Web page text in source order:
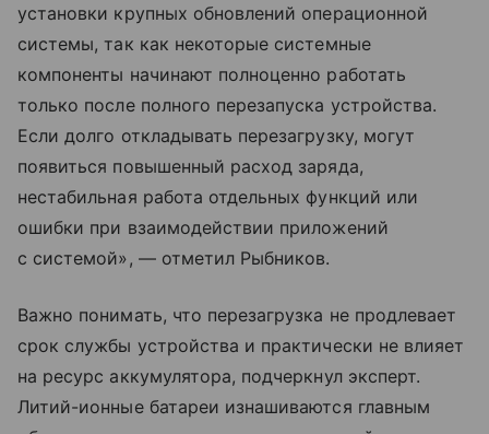
установки крупных обновлений операционной
системы, так как некоторые системные
компоненты начинают полноценно работать
только после полного перезапуска устройства.
Если долго откладывать перезагрузку, могут
появиться повышенный расход заряда,
нестабильная работа отдельных функций или
ошибки при взаимодействии приложений
с системой», — отметил Рыбников.
Важно понимать, что перезагрузка не продлевает
срок службы устройства и практически не влияет
на ресурс аккумулятора, подчеркнул эксперт.
Литий-ионные батареи изнашиваются главным